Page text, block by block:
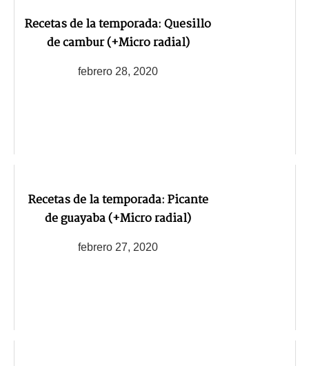
Recetas de la temporada: Quesillo
de cambur (+Micro radial)
febrero 28, 2020
Recetas de la temporada: Picante
de guayaba (+Micro radial)
febrero 27, 2020